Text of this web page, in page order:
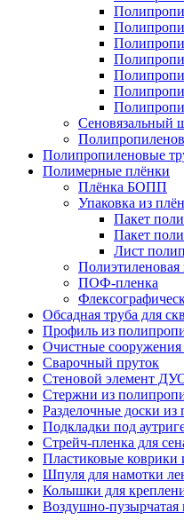
Сеновязальный
Полипропиленовые
Полимерные плёнки
Плёнка БОПП
Упаковка из
Пакет
Пакет
Лист
Полиэтиленовая
ПОФ-пленка
Обсадная труба для
Профиль из
Очистные
Сварочный пруток
Стеновой элемент
Стержни из
Разделочные доски из
Подкладки под
Cтрейч-пленка для
Пластиковые
Шпуля для намотки
Колышки для
Воздушно-пузырчатая